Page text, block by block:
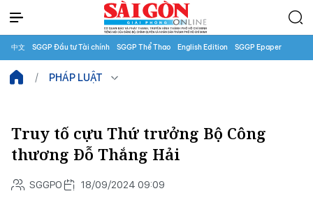
中文 SGGP Đầu tư Tài chính SGGP Thể Thao English Edition SGGP Epaper
PHÁP LUẬT
Truy tố cựu Thứ trưởng Bộ Công
thương Đỗ Thắng Hải
SGGPO 18/09/2024 09:09